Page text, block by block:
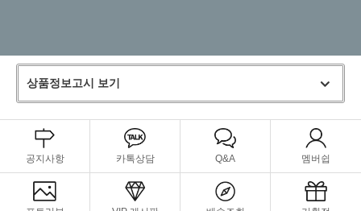
상품정보고시 보기
공지사항 카톡상담 Q&A 멤버쉽